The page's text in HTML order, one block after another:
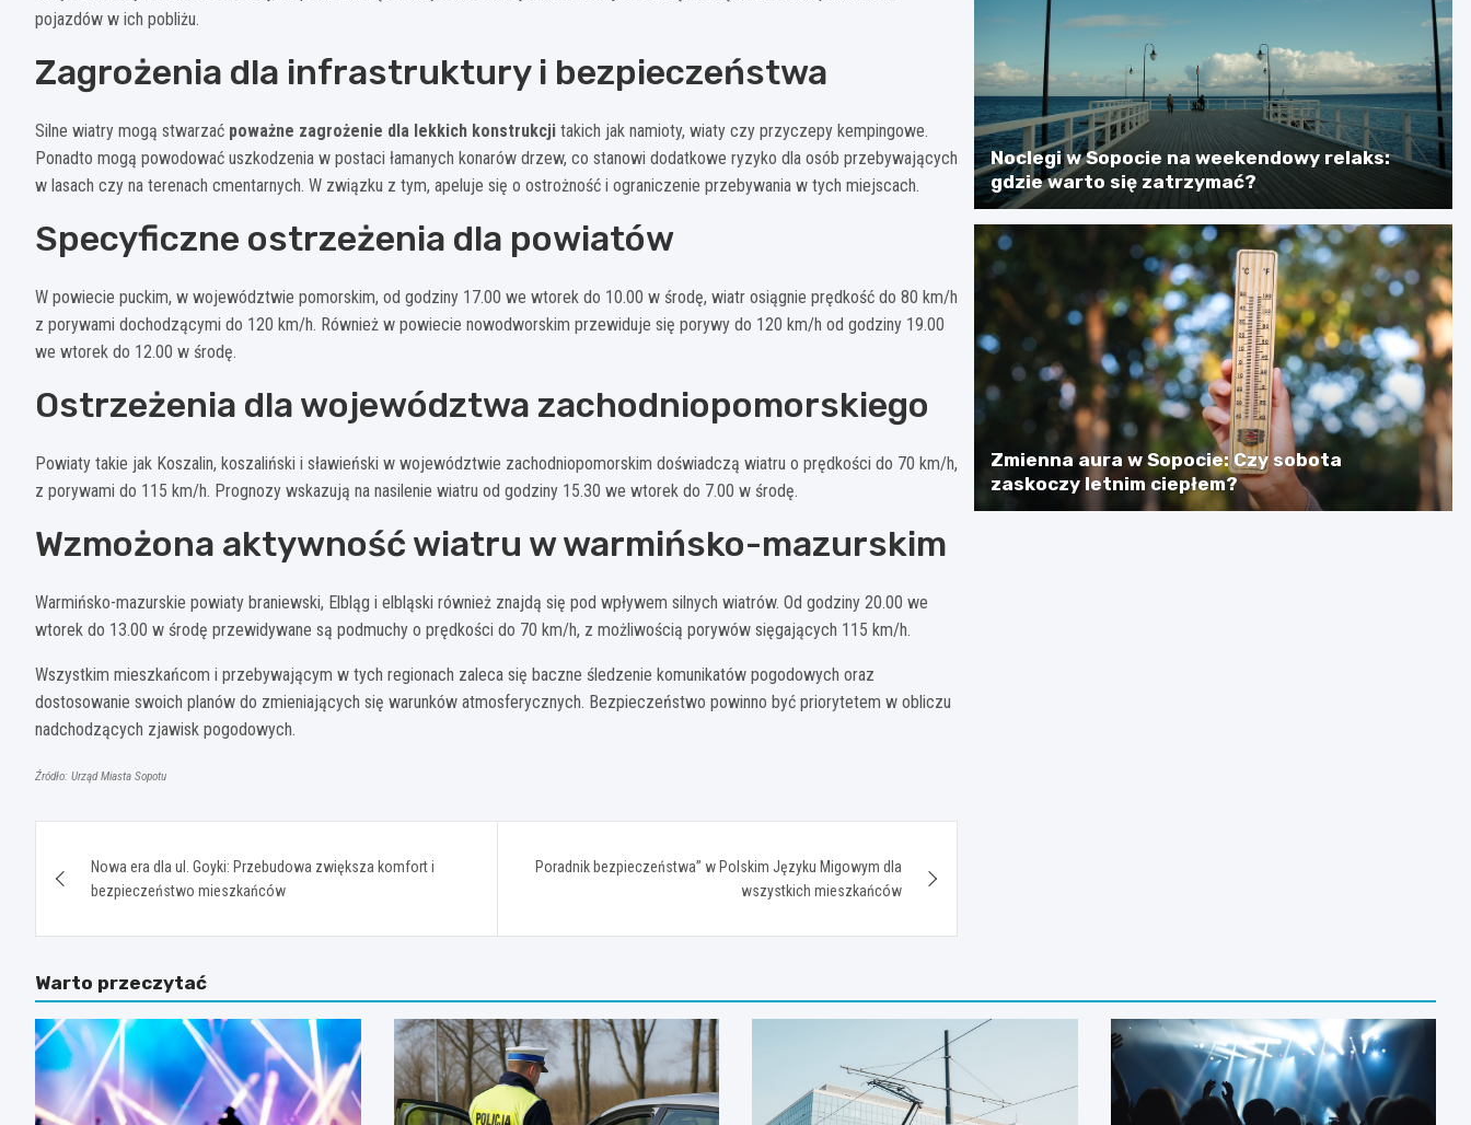
pojazdów w ich pobliżu.
Zagrożenia dla infrastruktury i bezpieczeństwa
Silne wiatry mogą stwarzać poważne zagrożenie dla lekkich konstrukcji takich jak namioty, wiaty czy przyczepy kempingowe.
Ponadto mogą powodować uszkodzenia w postaci łamanych konarów drzew, co stanowi dodatkowe ryzyko dla osób przebywających
w lasach czy na terenach cmentarnych. W związku z tym, apeluje się o ostrożność i ograniczenie przebywania w tych miejscach.
Specyficzne ostrzeżenia dla powiatów
W powiecie puckim, w województwie pomorskim, od godziny 17.00 we wtorek do 10.00 w środę, wiatr osiągnie prędkość do 80 km/h
z porywami dochodzącymi do 120 km/h. Również w powiecie nowodworskim przewiduje się porywy do 120 km/h od godziny 19.00
we wtorek do 12.00 w środę.
Ostrzeżenia dla województwa zachodniopomorskiego
Powiaty takie jak Koszalin, koszaliński i sławieński w województwie zachodniopomorskim doświadczą wiatru o prędkości do 70 km/h,
z porywami do 115 km/h. Prognozy wskazują na nasilenie wiatru od godziny 15.30 we wtorek do 7.00 w środę.
Wzmożona aktywność wiatru w warmińsko-mazurskim
Warmińsko-mazurskie powiaty braniewski, Elbląg i elbląski również znajdą się pod wpływem silnych wiatrów. Od godziny 20.00 we
wtorek do 13.00 w środę przewidywane są podmuchy o prędkości do 70 km/h, z możliwością porywów sięgających 115 km/h.
Wszystkim mieszkańcom i przebywającym w tych regionach zaleca się baczne śledzenie komunikatów pogodowych oraz
dostosowanie swoich planów do zmieniających się warunków atmosferycznych. Bezpieczeństwo powinno być priorytetem w obliczu
nadchodzących zjawisk pogodowych.
Źródło: Urząd Miasta Sopotu
wpisuNowa era dla ul. Goyki: Przebudowa zwiększa komfort i
bezpieczeństwo mieszkańców
Poradnik bezpieczeństwa” w Polskim Języku Migowym dla
wszystkich mieszkańców
Noclegi w Sopocie na weekendowy relaks:
gdzie warto się zatrzymać?
Zmienna aura w Sopocie: Czy sobota
zaskoczy letnim ciepłem?
Warto przeczytać